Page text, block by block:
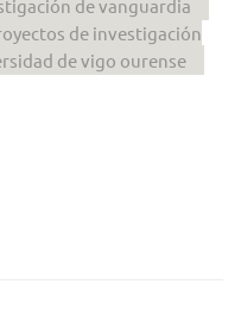
de vanguardia
de investigación
de vigo ourense